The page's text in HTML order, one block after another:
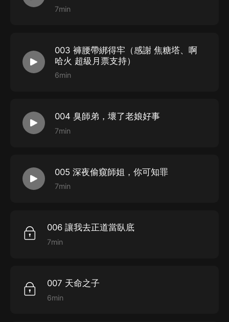
【購買須知】
何第三方平臺傳播，違者將追究其法律責任。
3、如在充值／購買環節遇到問題，您可通過頁面右上方
谘詢在線客服：
第一步：您可在喜馬拉雅APP【賬號-聯系客服】中谘詢
【喜馬拉雅APP】公眾號，通過下方菜單欄里【我的-在
話：400-838-5616
7min
003 褲腰帶綁得牢（感謝 焦糖塔、啊
哈火 超級月票支持）
6min
004 臭師弟，壞了老娘好事
7min
005 深夜偷窺師姐，你可知罪
7min
006 讓我去正道當臥底
7min
007 天命之子
6min